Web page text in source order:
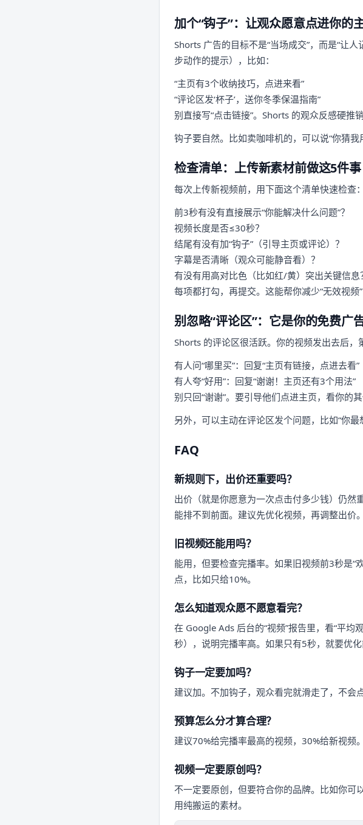
加个“钩子”：让观众愿意点进你的
Shorts 广告的目标不是“当场成交”，而是“让
步动作的提示），比如：
“主页有3个收纳技巧，点进来看”
“评论区发‘杯子’，送你冬季保温指南”
别直接写“点击链接”。Shorts 的观众反感硬推销
钩子要自然。比如卖咖啡机的，可以说“你猜我
检查清单：上传新素材前做这5件事
每次上传新视频前，用下面这个清单快速检查：
前3秒有没有直接展示“你能解决什么问题”？
视频长度是否≤30秒？
结尾有没有加“钩子”（引导主页或评论）？
字幕是否清晰（观众可能静音看）？
有没有用高对比色（比如红/黄）突出关键信息
每项都打勾，再提交。这能帮你减少“无效视频
别忽略“评论区”：它是你的免费广
Shorts 的评论区很活跃。你的视频发出去后，
有人问“哪里买”：回复“主页有链接，点进去看”
有人夸“好用”：回复“谢谢！主页还有3个用法”
别只回“谢谢”。要引导他们点进主页，看你的其
另外，可以主动在评论区发个问题，比如“你最
FAQ
新规则下，出价还重要吗？
出价（就是你愿意为一次点击付多少钱）仍
能排不到前面。建议先优化视频，再调整出价。
旧视频还能用吗？
能用，但要检查完播率。如果旧视频前3秒是“
点，比如只给10%。
怎么知道观众愿不愿意看完？
在 Google Ads 后台的“视频”报告里，看“平
秒），说明完播率高。如果只有5秒，就要优化
钩子一定要加吗？
建议加。不加钩子，观众看完就滑走了，不会
预算怎么分才算合理？
建议70%给完播率最高的视频，30%给新视频
视频一定要原创吗？
不一定要原创，但要符合你的品牌。比如你可
用纯搬运的素材。